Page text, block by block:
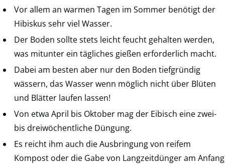
Vor allem an warmen Tagen im Sommer benötigt der
Hibiskus sehr viel Wasser.
Der Boden sollte stets leicht feucht gehalten werden,
was mitunter ein tägliches gießen erforderlich macht.
Dabei am besten aber nur den Boden tiefgründig
wässern, das Wasser wenn möglich nicht über Blüten
und Blätter laufen lassen!
Von etwa April bis Oktober mag der Eibisch eine zwei-
bis dreiwöchentliche Düngung.
Es reicht ihm auch die Ausbringung von reifem
Kompost oder die Gabe von Langzeitdünger am Anfang